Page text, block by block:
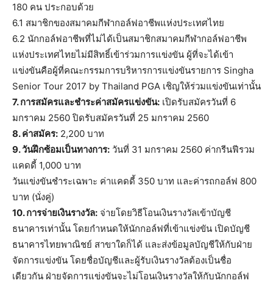
180 คน ประกอบด้วย
6.1 สมาชิกของสมาคมกีฬากอล์ฟอาชีพแห่งประเทศไทย
6.2 นักกอล์ฟอาชีพที่ไม่ได้เป็นสมาชิกสมาคมกีฬากอล์ฟอาชีพ
แห่งประเทศไทยไม่มีสิทธิ์เข้าร่วมการแข่งขัน ผู้ที่จะได้เข้า
แข่งขันคือผู้ที่คณะกรรมการบริหารการแข่งขันรายการ Singha
Senior Tour 2017 by Thailand PGA เชิญให้ร่วมแข่งขันเท่านั้น
7. การสมัครและชำระค่าสมัครแข่งขัน: เปิดรับสมัครวันที่ 6
มกราคม 2560 ปิดรับสมัครวันที่ 25 มกราคม 2560
8. ค่าสมัคร: 2,200 บาท
9. วันฝึกซ้อมเป็นทางการ: วันที่ 31 มกราคม 2560 ค่ากรีนฟีรวม
แคดดี้ 1,000 บาท
วันแข่งขันชำระเฉพาะ ค่าแคดดี้ 350 บาท และค่ารถกอล์ฟ 800
บาท (นั่งคู่)
10. การจ่ายเงินรางวัล: จ่ายโดยวิธีโอนเงินรางวัลเข้าบัญชี
ธนาคารเท่านั้น โดยกำหนดให้นักกอล์ฟที่เข้าแข่งขัน เปิดบัญชี
ธนาคารไทยพาณิชย์ สาขาใดก็ได้ และส่งข้อมูลบัญชีให้กับฝ่าย
จัดการแข่งขัน โดยชื่อบัญชีและผู้รับเงินรางวัลต้องเป็นชื่อ
เดียวกัน ฝ่ายจัดการแข่งขันจะไม่โอนเงินรางวัลให้กับนักกอล์ฟ